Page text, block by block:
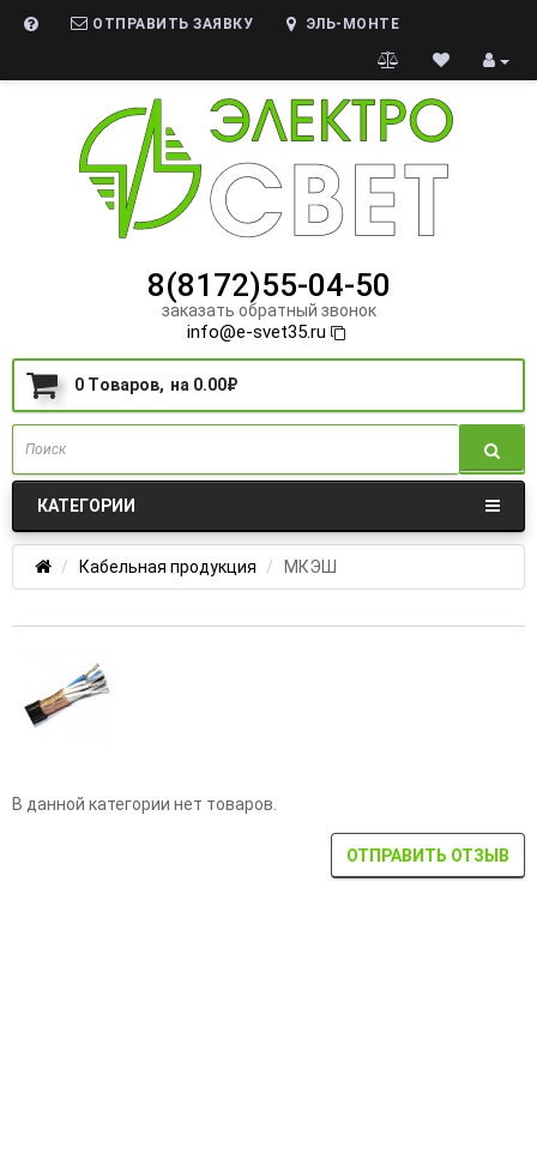
ОТПРАВИТЬ ЗАЯВКУ ЭЛЬ-МОНТЕ
8(8172)55-04-50
заказать обратный звонок
info@e-svet35.ru
0 Tоваров, на 0.00₽
КАТЕГОРИИ
Кабельная продукция МКЭШ
В данной категории нет товаров.
ОТПРАВИТЬ ОТЗЫВ